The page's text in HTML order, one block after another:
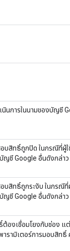
นการในนามของบัญชี
สิทธิ์ถูกปิด ในกรณีที่ผู้ใ
ญชี Google อื่นดังกล่าว
สิทธิ์ถูกระงับ ในกรณีที่
ญชี Google อื่นดังกล่าว
องเชื่อมโยงกับช่อง แ
ารามิเตอร์การมอบสิท